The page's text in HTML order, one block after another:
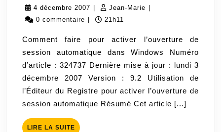
dans
4 décembre 2007 4
décembre
Jean-Marie Jean-
0 commentaire
21h11
Comment faire pour activer l’ouverture de
session automatique dans Windows Numéro
d’article : 324737 Dernière mise à jour : lundi 3
décembre 2007 Version : 9.2 Utilisation de
l’Éditeur du Registre pour activer l’ouverture de
session automatique Résumé Cet article [...]
LIRE LA SUITE LIRE